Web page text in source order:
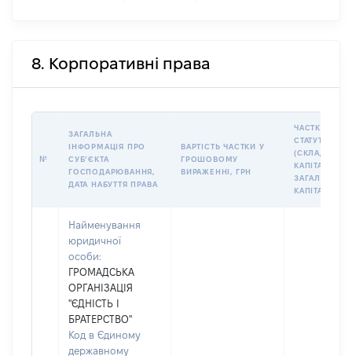
8. Корпоративні права
№
ЗАГАЛЬНА
ІНФОРМАЦІЯ ПРО
СУБʼЄКТА
ГОСПОДАРЮВАННЯ,
ДАТА НАБУТТЯ ПРАВА
ВАРТІСТЬ ЧАСТКИ У
ГРОШОВОМУ
ВИРАЖЕННІ, ГРН
ЧАСТКА У
СТАТУТНОМУ
КАПІТАЛІ (%
ЗАГАЛЬНОГО
КАПІТАЛУ)
Найменування
юридичної
особи:
ГРОМАДСЬКА
ОРГАНІЗАЦІЯ
"ЄДНІСТЬ І
БРАТЕРСТВО"
Код в Єдиному
державному